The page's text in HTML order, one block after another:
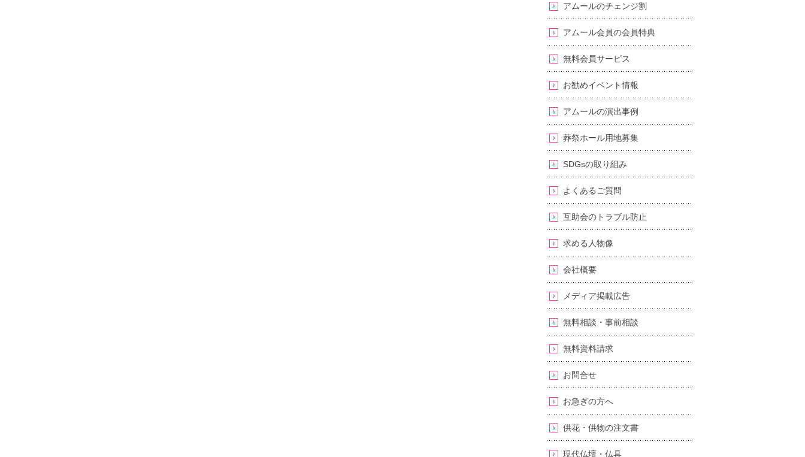
アムールのチェンジ割
アムール会員の会員特典
無料会員サービス
お勧めイベント情報
アムールの演出事例
葬祭ホール用地募集
SDGsの取り組み
よくあるご質問
互助会のトラブル防止
求める人物像
会社概要
メディア掲載広告
無料相談・事前相談
無料資料請求
お問合せ
お急ぎの方へ
供花・供物の注文書
現代仏壇・仏具